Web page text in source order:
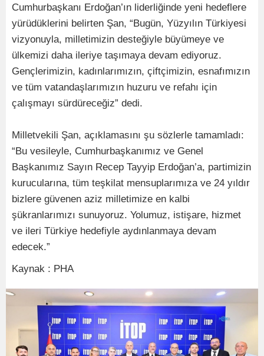
Cumhurbaşkanı Erdoğan’ın liderliğinde yeni hedeflere
yürüdüklerini belirten Şan, “Bugün, Yüzyılın Türkiyesi
vizyonuyla, milletimizin desteğiyle büyümeye ve
ülkemizi daha ileriye taşımaya devam ediyoruz.
Gençlerimizin, kadınlarımızın, çiftçimizin, esnafımızın
ve tüm vatandaşlarımızın huzuru ve refahı için
çalışmayı sürdüreceğiz” dedi.
Milletvekili Şan, açıklamasını şu sözlerle tamamladı:
“Bu vesileyle, Cumhurbaşkanımız ve Genel
Başkanımız Sayın Recep Tayyip Erdoğan’a, partimizin
kurucularına, tüm teşkilat mensuplarımıza ve 24 yıldır
bizlere güvenen aziz milletimize en kalbi
şükranlarımızı sunuyoruz. Yolumuz, istişare, hizmet
ve ileri Türkiye hedefiyle aydınlanmaya devam
edecek.”
Kaynak : PHA